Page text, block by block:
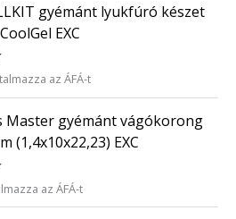
gyémánt lyukfúró készet
EXC
az ÁFÁ-t
Master gyémánt vágókorong
(1,4x10x22,23) EXC
az ÁFÁ-t